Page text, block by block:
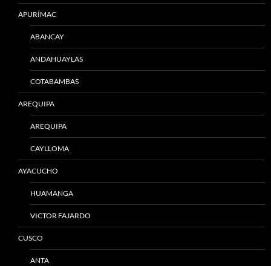
APURÍMAC
ABANCAY
ANDAHUAYLAS
COTABAMBAS
AREQUIPA
AREQUIPA
CAYLLOMA
AYACUCHO
HUAMANGA
VICTOR FAJARDO
CUSCO
ANTA